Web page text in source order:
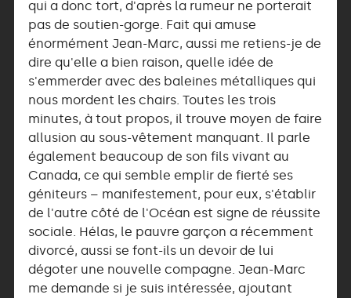
qui a donc tort, d'après la rumeur ne porterait
pas de soutien-gorge. Fait qui amuse
énormément Jean-Marc, aussi me retiens-je de
dire qu'elle a bien raison, quelle idée de
s'emmerder avec des baleines métalliques qui
nous mordent les chairs. Toutes les trois
minutes, à tout propos, il trouve moyen de faire
allusion au sous-vêtement manquant. Il parle
également beaucoup de son fils vivant au
Canada, ce qui semble emplir de fierté ses
géniteurs – manifestement, pour eux, s'établir
de l'autre côté de l'Océan est signe de réussite
sociale. Hélas, le pauvre garçon a récemment
divorcé, aussi se font-ils un devoir de lui
dégoter une nouvelle compagne. Jean-Marc
me demande si je suis intéressée, ajoutant